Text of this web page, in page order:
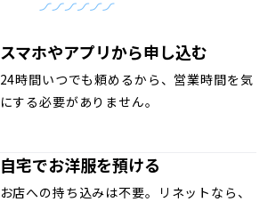
スマホやアプリから申し込む
24時間いつでも頼めるから、営業時間を気
にする必要がありません。
自宅でお洋服を預ける
お店への持ち込みは不要。リネットなら、